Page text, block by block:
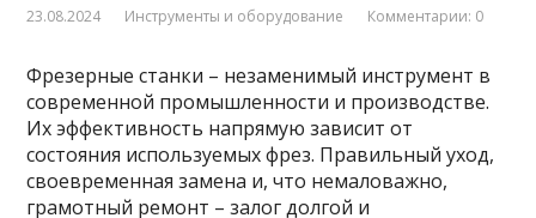
23.08.2024 Инструменты и оборудование Комментарии: 0
Фрезерные станки – незаменимый инструмент в
современной промышленности и производстве.
Их эффективность напрямую зависит от
состояния используемых фрез. Правильный уход,
своевременная замена и, что немаловажно,
грамотный ремонт – залог долгой и